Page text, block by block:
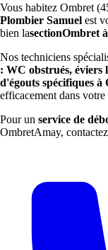
Vous habitez Ombret
Plombier Samuel est
bien lasectionOmbret
Nos techniciens
: WC obstrués, éviers
d'égouts spécifiques à
efficacement dans votre
Pour un service de
OmbretAmay, contactez